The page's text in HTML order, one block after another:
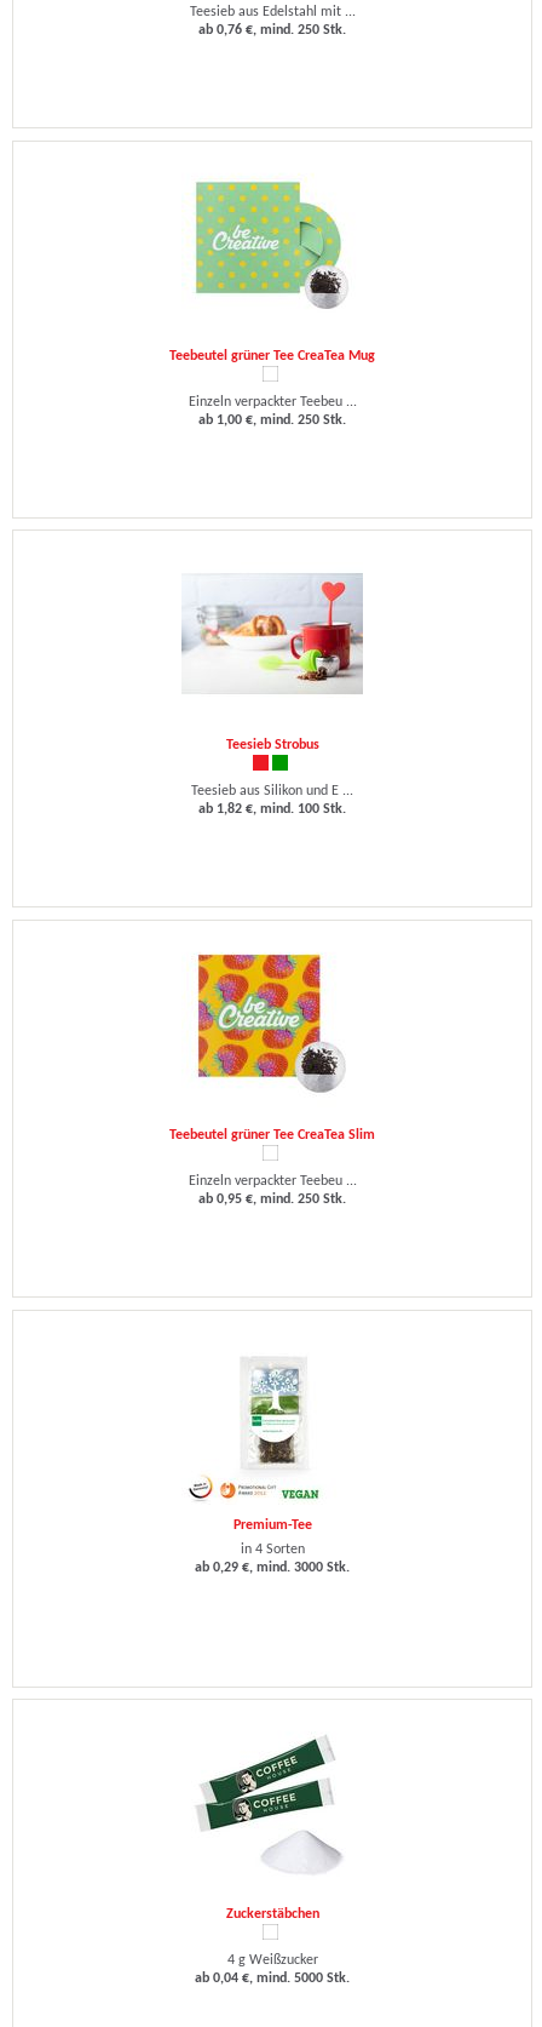
Teesieb aus Edelstahl mit ...
ab 0,76 €, mind. 250 Stk.
Teebeutel grüner Tee CreaTea Mug
Einzeln verpackter Teebeu ...
ab 1,00 €, mind. 250 Stk.
Teesieb Strobus
Teesieb aus Silikon und E ...
ab 1,82 €, mind. 100 Stk.
Teebeutel grüner Tee CreaTea Slim
Einzeln verpackter Teebeu ...
ab 0,95 €, mind. 250 Stk.
Premium-Tee
in 4 Sorten
ab 0,29 €, mind. 3000 Stk.
Zuckerstäbchen
4 g Weißzucker
ab 0,04 €, mind. 5000 Stk.